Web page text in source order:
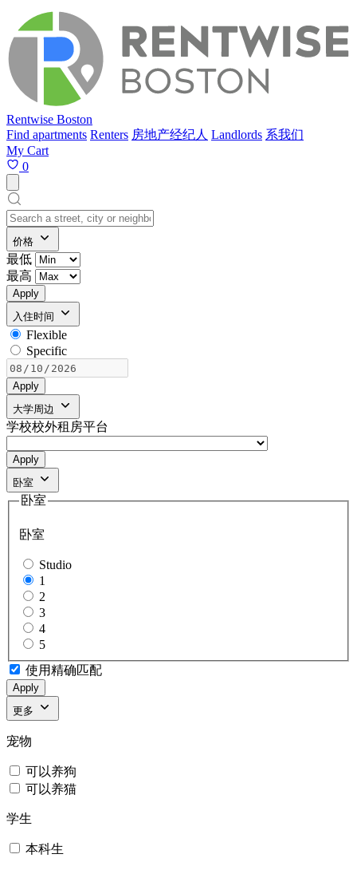
Rentwise Boston
Find apartments Renters 房地产经纪人 Landlords 系我们
My Cart
0
价格
最低
最高
Apply
入住时间
Flexible
Specific
Apply
大学周边
学校校外租房平台
Apply
卧室
卧室
卧室
Studio
1
2
3
4
5
使用精确匹配
Apply
更多
宠物
可以养狗
可以养猫
学生
本科生